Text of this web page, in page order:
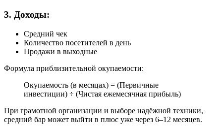
3. Доходы:
Средний чек
Количество посетителей в день
Продажи в выходные
Формула приблизительной окупаемости:
Окупаемость (в месяцах) = (Первичные
инвестиции) ÷ (Чистая ежемесячная прибыль)
При грамотной организации и выборе надёжной техники,
средний бар может выйти в плюс уже через 6–12 месяцев.